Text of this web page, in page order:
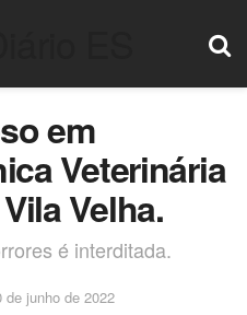
em
Veterinária
Velha.
é interditada.
de junho de 2022